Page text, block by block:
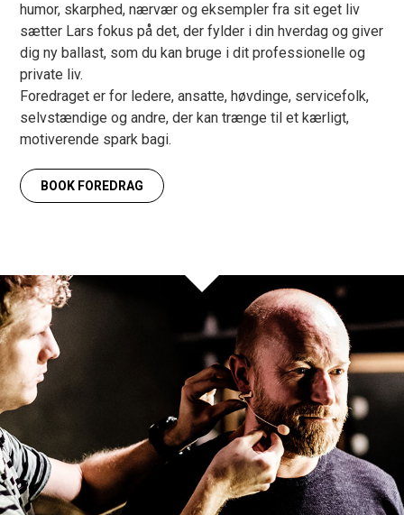
humor, skarphed, nærvær og eksempler fra sit eget liv
sætter Lars fokus på det, der fylder i din hverdag og giver
dig ny ballast, som du kan bruge i dit professionelle og
private liv.
Foredraget er for ledere, ansatte, høvdinge, servicefolk,
selvstændige og andre, der kan trænge til et kærligt,
motiverende spark bagi.
BOOK FOREDRAG